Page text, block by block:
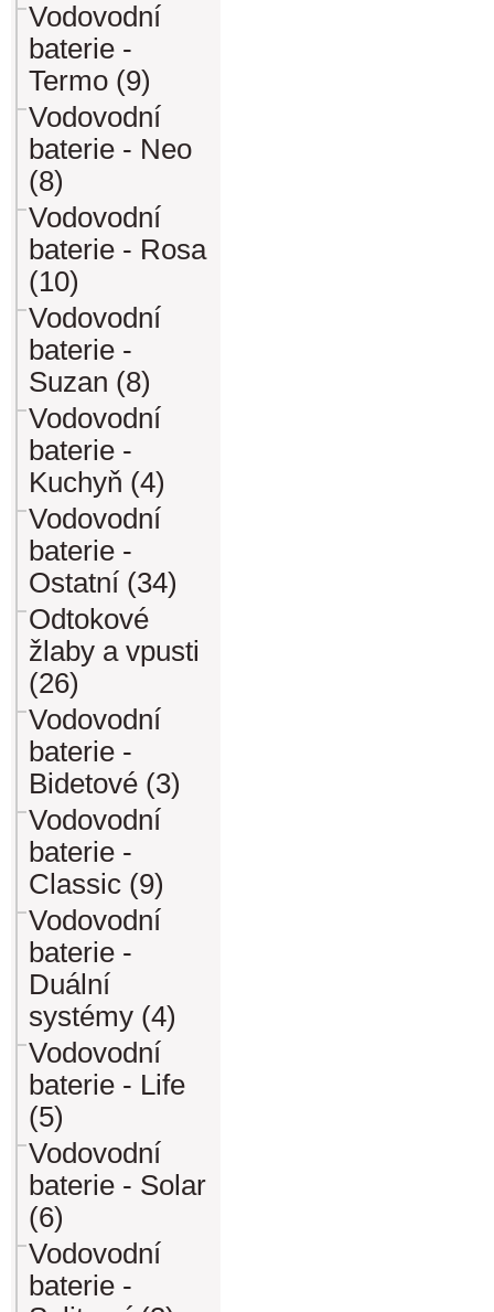
Vodovodní
baterie -
Termo (9)
Vodovodní
baterie - Neo
(8)
Vodovodní
baterie - Rosa
(10)
Vodovodní
baterie -
Suzan (8)
Vodovodní
baterie -
Kuchyň (4)
Vodovodní
baterie -
Ostatní (34)
Odtokové
žlaby a vpusti
(26)
Vodovodní
baterie -
Bidetové (3)
Vodovodní
baterie -
Classic (9)
Vodovodní
baterie -
Duální
systémy (4)
Vodovodní
baterie - Life
(5)
Vodovodní
baterie - Solar
(6)
Vodovodní
baterie -